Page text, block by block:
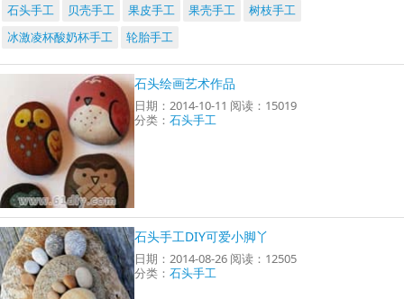
石头手工
贝壳手工 果皮手工 果壳手工
树枝手工
冰激凌杯酸奶杯手工
轮胎手工
石头绘画艺术作品
日期：2014-10-11 阅读：15019
分类：石头手工
石头手工DIY可爱小脚丫
日期：2014-08-26 阅读：12505
分类：石头手工